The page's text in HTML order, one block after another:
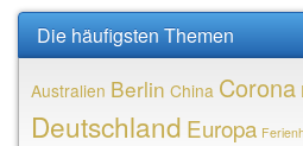
Die häufigsten Themen
Australien Berlin China Corona
Deutschland Europa